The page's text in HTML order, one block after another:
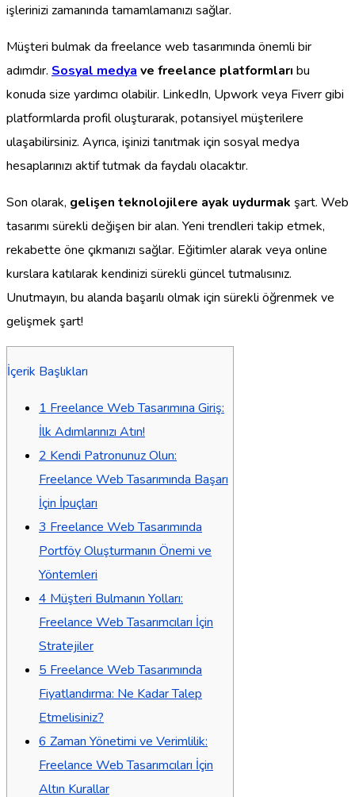
işlerinizi zamanında tamamlamanızı sağlar.
Müşteri bulmak da freelance web tasarımında önemli bir
adımdır. Sosyal medya ve freelance platformları bu
konuda size yardımcı olabilir. LinkedIn, Upwork veya Fiverr gibi
platformlarda profil oluşturarak, potansiyel müşterilere
ulaşabilirsiniz. Ayrıca, işinizi tanıtmak için sosyal medya
hesaplarınızı aktif tutmak da faydalı olacaktır.
Son olarak, gelişen teknolojilere ayak uydurmak şart. Web
tasarımı sürekli değişen bir alan. Yeni trendleri takip etmek,
rekabette öne çıkmanızı sağlar. Eğitimler alarak veya online
kurslara katılarak kendinizi sürekli güncel tutmalısınız.
Unutmayın, bu alanda başarılı olmak için sürekli öğrenmek ve
gelişmek şart!
İçerik Başlıkları
1 Freelance Web Tasarımına Giriş:
İlk Adımlarınızı Atın!
2 Kendi Patronunuz Olun:
Freelance Web Tasarımında Başarı
İçin İpuçları
3 Freelance Web Tasarımında
Portföy Oluşturmanın Önemi ve
Yöntemleri
4 Müşteri Bulmanın Yolları:
Freelance Web Tasarımcıları İçin
Stratejiler
5 Freelance Web Tasarımında
Fiyatlandırma: Ne Kadar Talep
Etmelisiniz?
6 Zaman Yönetimi ve Verimlilik:
Freelance Web Tasarımcıları İçin
Altın Kurallar